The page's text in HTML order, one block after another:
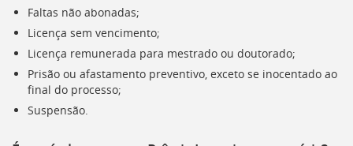
Faltas não abonadas;
Licença sem vencimento;
Licença remunerada para mestrado ou doutorado;
Prisão ou afastamento preventivo, exceto se inocentado ao
final do processo;
Suspensão.